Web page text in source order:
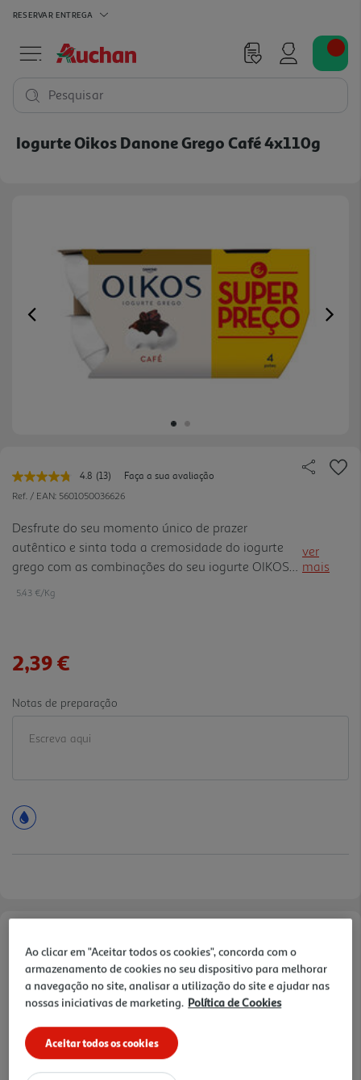
RESERVAR ENTREGA
Pesquisar
Iogurte Oikos Danone Grego Café 4x110g
Previous
4.8 Leu
13
para
a
mesma
página.
(13)
Faça a sua avaliação
Ref. / EAN: 5601050036626
Desfrute do seu momento único de prazer
autêntico e sinta toda a cremosidade do iogurte
grego com as combinações do seu iogurte OIKOS
com os mais surpreendentes sabores, numa
ver
mais
5.43 €/Kg
2,39 €
Notas de preparação
Informações de Marketing
Desfrute do seu momento único de prazer autêntico e sinta toda a
cremosidade do iogurte grego com as combinações do seu iogurte
única de prazer.
Características
Ao clicar em "Aceitar todos os cookies", concorda com o
armazenamento de cookies no seu dispositivo para melhorar
a navegação no site, analisar a utilização do site e ajudar nas
nossas iniciativas de marketing. Política de Cookies
Aceitar todos os cookies